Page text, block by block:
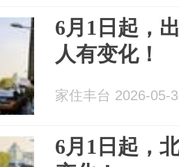
6月1日起，
人有变化！
家住丰台 2026-05-
6月1日起，